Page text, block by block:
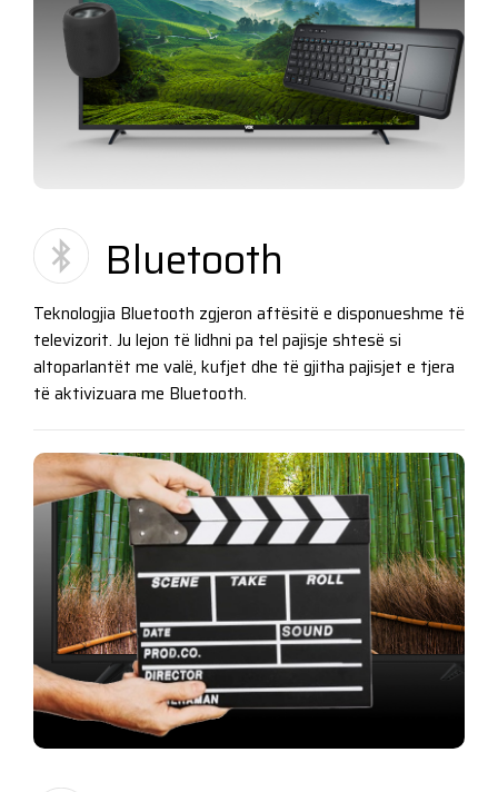
Bluetooth
Teknologjia Bluetooth zgjeron aftësitë e disponueshme të
televizorit. Ju lejon të lidhni pa tel pajisje shtesë si
altoparlantët me valë, kufjet dhe të gjitha pajisjet e tjera
të aktivizuara me Bluetooth.